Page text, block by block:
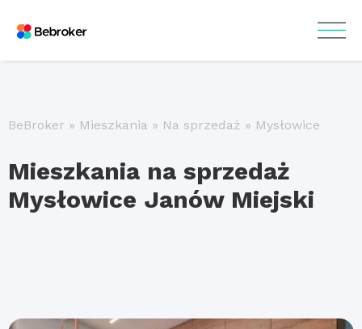
BeBroker » Mieszkania » Na sprzedaż » Mysłowice
Mieszkania na sprzedaż
Mysłowice Janów Miejski